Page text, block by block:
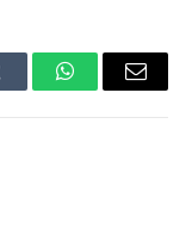
WhatsAppEmail